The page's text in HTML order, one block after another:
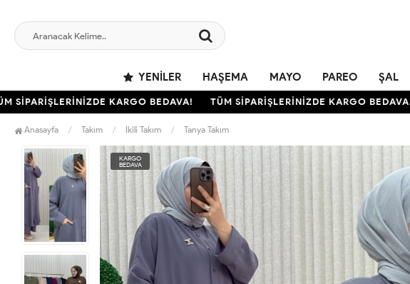
YENILER HAŞEMA MAYO PAREO ŞAL
KARGO BEDAVA! TÜM SİPARİŞLERİNİZDE KARGO BEDAVA!
Anasayfa Takım İkili Takım Tanya Takım
KARGO
BEDAVA